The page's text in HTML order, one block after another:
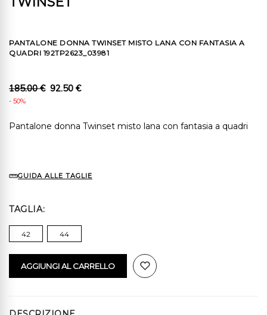
PANTALONE DONNA TWINSET MISTO LANA CON FANTASIA A
QUADRI 192TP2623_03981
185.00 € 92.50 €
- 50%
Pantalone donna Twinset misto lana con fantasia a quadri
GUIDA ALLE TAGLIE
TAGLIA
42 44
AGGIUNGI AL CARRELLO